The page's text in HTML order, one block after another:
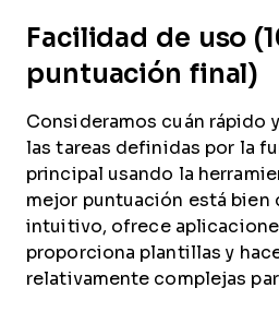
Facilidad de uso
puntuación final)
Consideramos cuán rápido
las tareas definidas por la
principal usando la
mejor puntuación está bien
intuitivo, ofrece
proporciona plantillas y
relativamente complejas